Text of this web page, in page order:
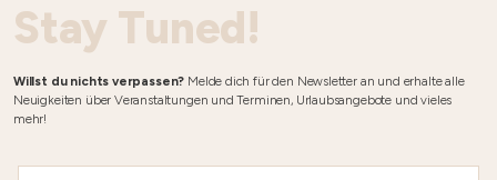
Stay Tuned!
Willst du nichts verpassen? Melde dich für den Newsletter an und erhalte alle
Neuigkeiten über Veranstaltungen und Terminen, Urlaubsangebote und vieles
mehr!